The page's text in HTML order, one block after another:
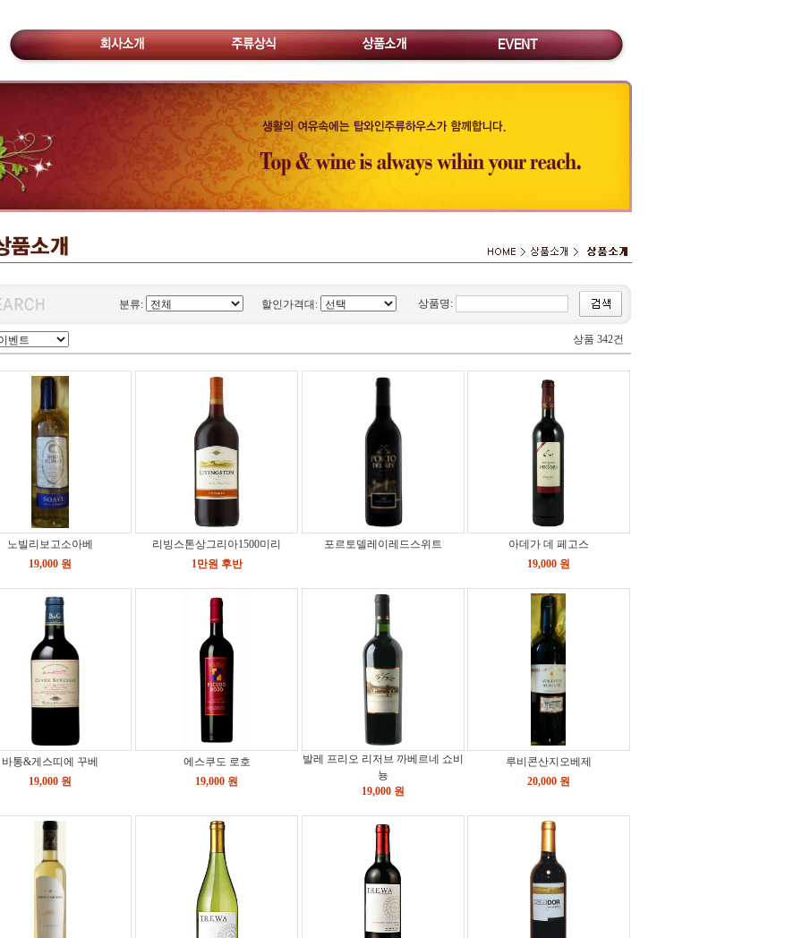
분류: 할인가격대: 상품명:
상품 342건
노빌리보고소아베
19,000 원
리빙스톤상그리아1500미리
1만원 후반
포르토델레이레드스위트
아데가 데 페고스
19,000 원
바통&게스띠에 꾸베
19,000 원
에스쿠도 로호
19,000 원
발레 프리오 리저브 까베르네 쇼비
뇽
19,000 원
루비콘산지오베제
20,000 원